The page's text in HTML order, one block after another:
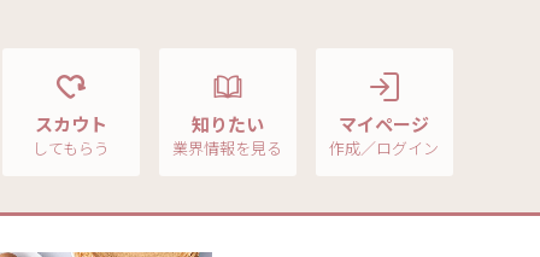
スカウト
してもらう
知りたい
業界情報を見る
マイページ
作成／ログイン